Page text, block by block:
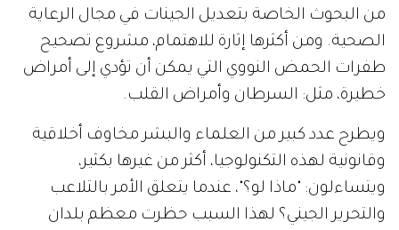
من البحوث الخاصة بتعديل الجينات في مجال الرعاية
الصحية. ومن أكثرها إثارة للاهتمام، مشروع تصحيح
طفرات الحمض النووي التي يمكن أن تؤدي إلى أمراض
خطيرة، مثل: السرطان وأمراض القلب.
ويطرح عدد كبير من العلماء والبشر مخاوف أخلاقية
وقانونية لهذه التكنولوجيا، أكثر من غيرها بكثير،
ويتساءلون: "ماذا لو؟"، عندما يتعلق الأمر بالتلاعب
والتحرير الجيني؟ لهذا السبب حظرت معظم بلدان